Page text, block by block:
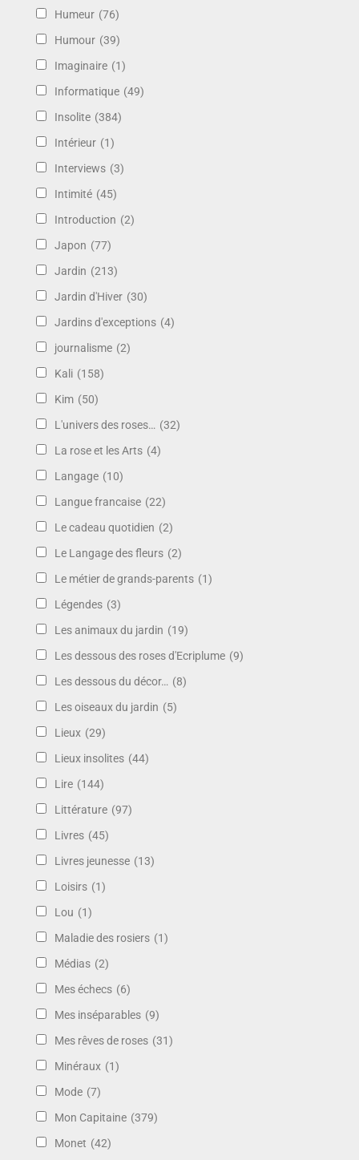
Humeur (76)
Humour (39)
Imaginaire (1)
Informatique (49)
Insolite (384)
Intérieur (1)
Interviews (3)
Intimité (45)
Introduction (2)
Japon (77)
Jardin (213)
Jardin d'Hiver (30)
Jardins d'exceptions (4)
journalisme (2)
Kali (158)
Kim (50)
L'univers des roses… (32)
La rose et les Arts (4)
Langage (10)
Langue francaise (22)
Le cadeau quotidien (2)
Le Langage des fleurs (2)
Le métier de grands-parents (1)
Légendes (3)
Les animaux du jardin (19)
Les dessous des roses d'Ecriplume (9)
Les dessous du décor… (8)
Les oiseaux du jardin (5)
Lieux (29)
Lieux insolites (44)
Lire (144)
Littérature (97)
Livres (45)
Livres jeunesse (13)
Loisirs (1)
Lou (1)
Maladie des rosiers (1)
Médias (2)
Mes échecs (6)
Mes inséparables (9)
Mes rêves de roses (31)
Minéraux (1)
Mode (7)
Mon Capitaine (379)
Monet (42)